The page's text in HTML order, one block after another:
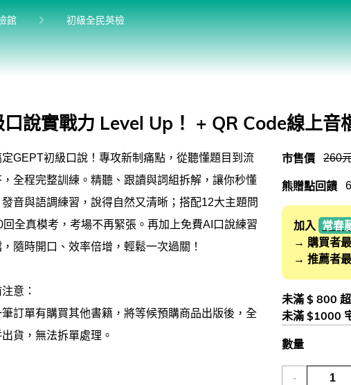
目前位於:
館
館
館
目前位於:
初級全民英檢
全民英檢實力養成
說實戰力 Level Up！ + QR Code線上音
GEPT初級口說！專攻新制痛點，從聽懂題目到流
，全程完整訓練。精聽、跟讀與詞組拆解，讓你秒懂
音與語調練習，說得自然又清晰；搭配12大主題問
回全真模考，考場不再緊張。再加上免費AI口說練習
隨時開口、效率倍增，輕鬆一次過關！
意：
訂單有購買其他書籍，將等候預購商品出版後，全
貨，無法拆單處理。
市售價 260
熊贈點回饋
加入 常春
→ 購買者
→ 推薦者
未滿 $ 800
未滿 $1000
數量
-